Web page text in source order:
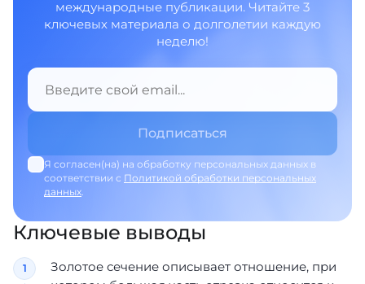
международные публикации. Читайте 3
ключевых материала о долголетии каждую
неделю!
Я согласен(на) на обработку персональных данных в
соответствии с Политикой обработки персональных
данных.
Ключевые выводы
Золотое сечение описывает отношение, при